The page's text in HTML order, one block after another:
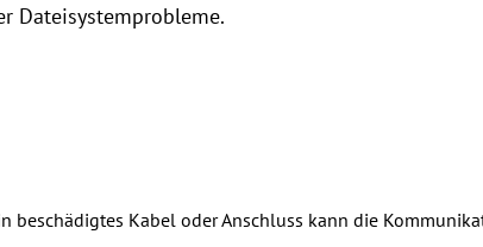
Dateisystemprobleme.
beschädigtes Kabel oder Anschluss kann die